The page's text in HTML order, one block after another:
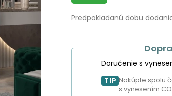
Predpokladanú dobu
Doručenie s
TIP Nakúpte spolu
s vynesením